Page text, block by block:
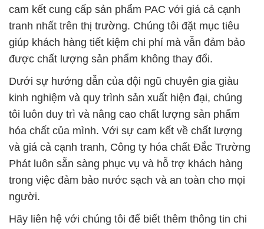
cam kết cung cấp sản phẩm PAC với giá cả cạnh
tranh nhất trên thị trường. Chúng tôi đặt mục tiêu
giúp khách hàng tiết kiệm chi phí mà vẫn đảm bảo
được chất lượng sản phẩm không thay đổi.
Dưới sự hướng dẫn của đội ngũ chuyên gia giàu
kinh nghiệm và quy trình sản xuất hiện đại, chúng
tôi luôn duy trì và nâng cao chất lượng sản phẩm
hóa chất của mình. Với sự cam kết về chất lượng
và giá cả cạnh tranh, Công ty hóa chất Đắc Trường
Phát luôn sẵn sàng phục vụ và hỗ trợ khách hàng
trong việc đảm bảo nước sạch và an toàn cho mọi
người.
Hãy liên hệ với chúng tôi để biết thêm thông tin chi